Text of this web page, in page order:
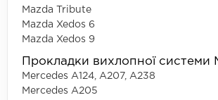
Mazda Tribute
Mazda Xedos 6
Mazda Xedos 9
Прокладки вихлопної системи
Mercedes A124, A207, A238
Mercedes A205